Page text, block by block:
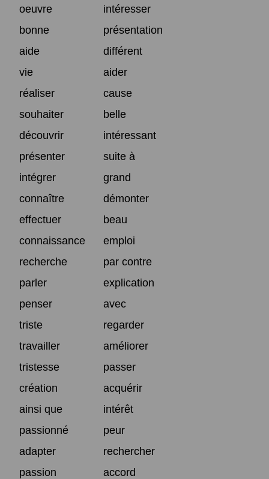
oeuvre
intéresser
bonne
présentation
aide
différent
vie
aider
réaliser
cause
souhaiter
belle
découvrir
intéressant
présenter
suite à
intégrer
grand
connaître
démonter
effectuer
beau
connaissance
emploi
recherche
par contre
parler
explication
penser
avec
triste
regarder
travailler
améliorer
tristesse
passer
création
acquérir
ainsi que
intérêt
passionné
peur
adapter
rechercher
passion
accord